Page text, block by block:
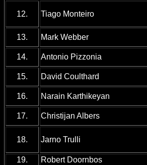
12. Tiago Monteiro
13. Mark Webber
14. Antonio Pizzonia
15. David Coulthard
16. Narain Karthikeyan
17. Christijan Albers
18. Jarno Trulli
19. Robert Doornbos